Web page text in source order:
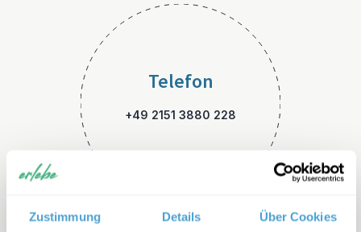
Zustimmung Details Über Cookies
Telefon
+49 2151 3880 228